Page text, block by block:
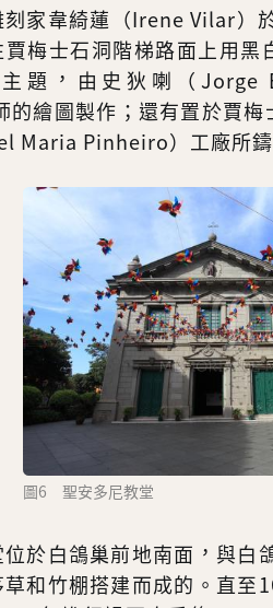
家韋綺蓮（Irene Vilar）
梅士石洞階梯路面上用黑
題，由史狄喇（Jorge
的繪圖製作；還有置於賈
Maria Pinheiro）工廠所鑄
圖6 聖安多尼教堂
於白鴿巢前地南面，與白
草和竹棚搭建而成的。直至